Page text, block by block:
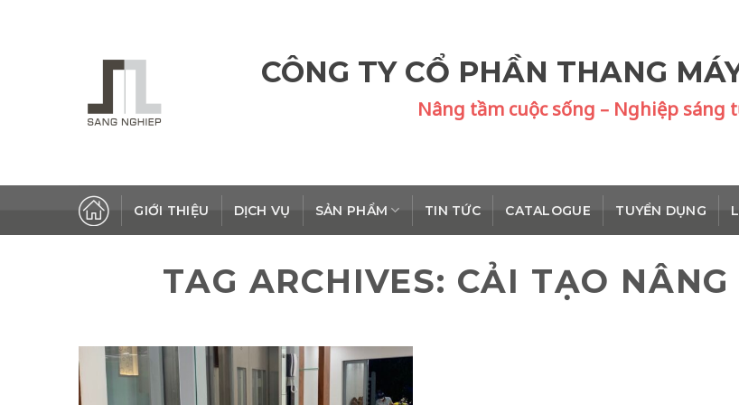
CÔNG TY CỔ PHẦN THANG
Nâng tầm cuộc sống – Nghiệp sáng
GIỚI THIỆU DỊCH VỤ SẢN PHẨM TIN TỨC CATALOGUE TUYỂN DỤNG
TAG ARCHIVES: CẢI TẠO